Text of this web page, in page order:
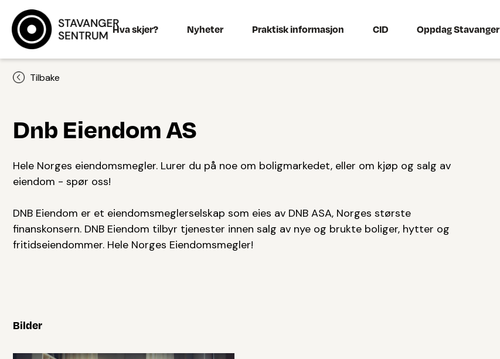
Hva skjer? Nyheter Praktisk informasjon CID Oppdag Stavanger
Tilbake
Dnb Eiendom AS
Hele Norges eiendomsmegler. Lurer du på noe om boligmarkedet, eller om kjøp og salg av
eiendom - spør oss!
DNB Eiendom er et eiendomsmeglerselskap som eies av DNB ASA, Norges største
finanskonsern. DNB Eiendom tilbyr tjenester innen salg av nye og brukte boliger, hytter og
fritidseiendommer. Hele Norges Eiendomsmegler!
Bilder